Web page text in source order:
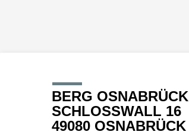
BERG OSNABRÜCK
SCHLOSSWALL 16
49080 OSNABRÜCK